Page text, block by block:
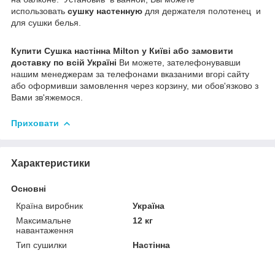
использовать сушку настенную для держателя полотенец и
для сушки белья.
Купити Сушка настінна Milton у Київі або замовити
доставку по всій Україні Ви можете, зателефонувавши
нашим менеджерам за телефонами вказаними вгорі сайту
або оформивши замовлення через корзину, ми обов'язково з
Вами зв'яжемося.
Приховати
Характеристики
Основні
Країна виробник
Україна
Максимальне
навантаження
12 кг
Тип сушилки
Настінна